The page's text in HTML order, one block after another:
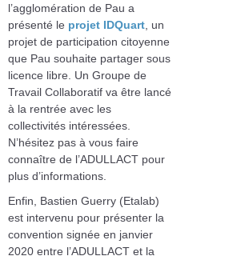
l’agglomération de Pau a
présenté le projet IDQuart , un
projet de participation citoyenne
que Pau souhaite partager sous
licence libre. Un Groupe de
Travail Collaboratif va être lancé
à la rentrée avec les
collectivités intéressées.
N’hésitez pas à vous faire
connaître de l’ADULLACT pour
plus d’informations.
Enfin, Bastien Guerry (Etalab)
est intervenu pour présenter la
convention signée en janvier
2020 entre l’ADULLACT et la